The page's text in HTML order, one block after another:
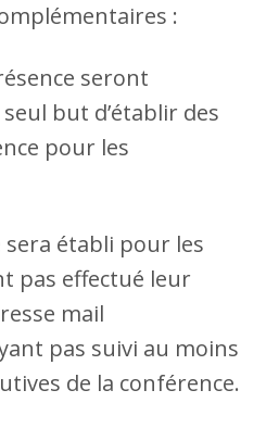
:
seront
but d’établir des
pour les
établi pour les
pas effectué leur
mail
pas suivi au moins
de la conférence.